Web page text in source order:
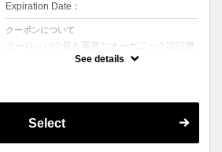
Expiration Date：
クーポンについて
ヨーロッパの最も重要なオーガニック認証機
関「ICEA」認定、天然由来成分92％のカラ
おり、確かな知識で頭皮やお髪に対するケ
ア、アドバイスをさせていただきます。 ※ハ
See details
Select